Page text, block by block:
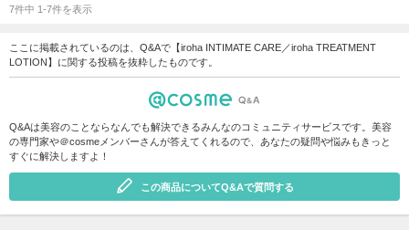
7件中 1-7件を表示
ここに掲載されているのは、Q&Aで【iroha INTIMATE CARE／iroha TREATMENT
LOTION】に関する投稿を抜粋したものです。
Q&Aは美容のことならなんでも解決できるみんなのコミュニティサービスです。美容
の専門家や＠cosmeメンバーさんが答えてくれるので、あなたの疑問や悩みもきっと
すぐに解決しますよ！
この商品についてQ&Aで質問する